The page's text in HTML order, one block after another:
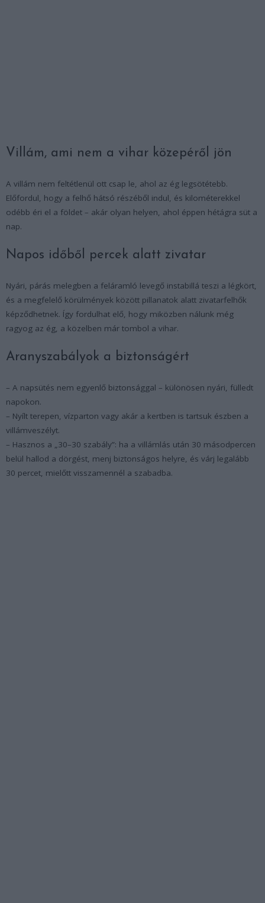
Villám, ami nem a vihar közepéről jön
A villám nem feltétlenül ott csap le, ahol az ég legsötétebb.
Előfordul, hogy a felhő hátsó részéből indul, és kilométerekkel
odébb éri el a földet – akár olyan helyen, ahol éppen hétágra süt a
nap.
Napos időből percek alatt zivatar
Nyári, párás melegben a feláramló levegő instabillá teszi a légkört,
és a megfelelő körülmények között pillanatok alatt zivatarfelhők
képződhetnek. Így fordulhat elő, hogy miközben nálunk még
ragyog az ég, a közelben már tombol a vihar.
Aranyszabályok a biztonságért
– A napsütés nem egyenlő biztonsággal – különösen nyári, fülledt
napokon.
– Nyílt terepen, vízparton vagy akár a kertben is tartsuk észben a
villámveszélyt.
– Hasznos a „30–30 szabály”: ha a villámlás után 30 másodpercen
belül hallod a dörgést, menj biztonságos helyre, és várj legalább
30 percet, mielőtt visszamennél a szabadba.